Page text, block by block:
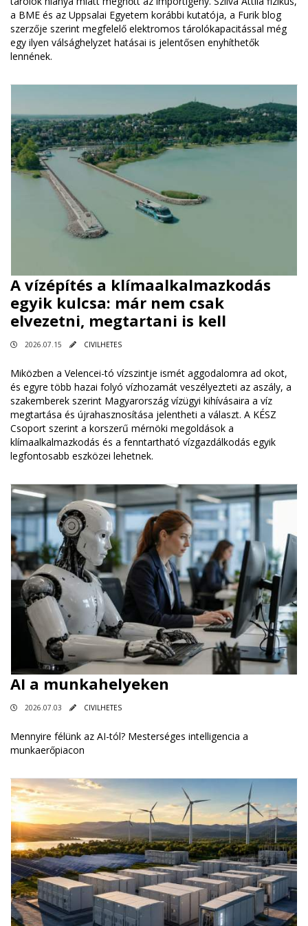
a BME és az Uppsalai Egyetem korábbi kutatója, a Furik blog
szerzője szerint megfelelő elektromos tárolókapacitással még
egy ilyen válsághelyzet hatásai is jelentősen enyhíthetők
lennének.
A vízépítés a klímaalkalmazkodás
egyik kulcsa: már nem csak
elvezetni, megtartani is kell
2026.07.15 CIVILHETES
Miközben a Velencei-tó vízszintje ismét aggodalomra ad okot,
és egyre több hazai folyó vízhozamát veszélyezteti az aszály, a
szakemberek szerint Magyarország vízügyi kihívásaira a víz
megtartása és újrahasznosítása jelentheti a választ. A KÉSZ
Csoport szerint a korszerű mérnöki megoldások a
klímaalkalmazkodás és a fenntartható vízgazdálkodás egyik
legfontosabb eszközei lehetnek.
AI a munkahelyeken
2026.07.03 CIVILHETES
Mennyire félünk az AI-tól? Mesterséges intelligencia a
munkaerőpiacon